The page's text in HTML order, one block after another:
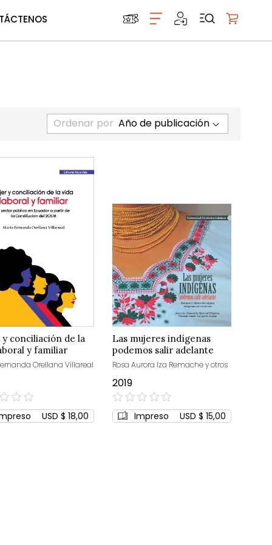
Ordenar por
conciliación de la
y familiar
Orellana Villareal
USD $ 18,00
Las mujeres indígenas
podemos salir adelante
Rosa Aurora Iza Remache y otros
2019
0%
Impreso USD $ 15,00